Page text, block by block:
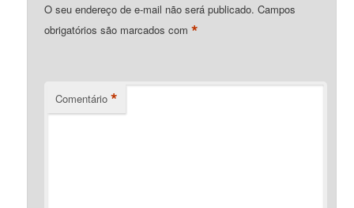
O seu endereço de e-mail não será publicado. Campos
obrigatórios são marcados com*
Comentário *